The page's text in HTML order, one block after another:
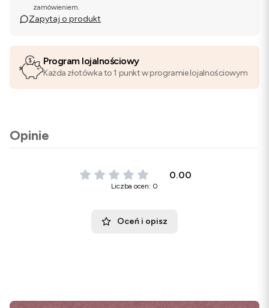
zamówieniem.
Zapytaj o produkt
Program lojalnościowy
Każda złotówka to 1 punkt w programie lojalnościowym
Opinie
0.00
Liczba ocen: 0
Oceń i opisz